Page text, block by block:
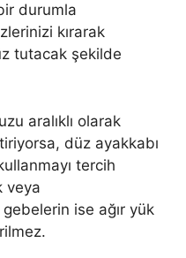
durumla
kırarak
tutacak şekilde
aralıklı olarak
düz ayakkabı
tercih
veya
ise ağır yük